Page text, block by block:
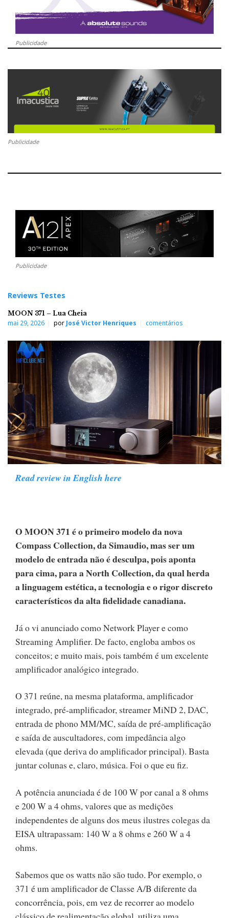
Publicidade
Publicidade
Publicidade
Reviews Testes
MOON 371 – Lua Cheia
mai 29, 2026 por José Victor Henriques comentários
Read review in English here
O MOON 371 é o primeiro modelo da nova
Compass Collection, da Simaudio, mas ser um
modelo de entrada não é desculpa, pois aponta
para cima, para a North Collection, da qual herda
a linguagem estética, a tecnologia e o rigor discreto
característicos da alta fidelidade canadiana.
Já o vi anunciado como Network Player e como
Streaming Amplifier. De facto, engloba ambos os
conceitos; e muito mais, pois também é um excelente
amplificador analógico integrado.
O 371 reúne, na mesma plataforma, amplificador
integrado, pré-amplificador, streamer MiND 2, DAC,
entrada de phono MM/MC, saída de pré-amplificação
e saída de auscultadores, com impedância algo
elevada (que deriva do amplificador principal). Basta
juntar colunas e, claro, música. Foi o que eu fiz.
A potência anunciada é de 100 W por canal a 8 ohms
e 200 W a 4 ohms, valores que as medições
independentes de alguns dos meus ilustres colegas da
EISA ultrapassam: 140 W a 8 ohms e 260 W a 4
ohms.
Sabemos que os watts não são tudo. Por exemplo, o
371 é um amplificador de Classe A/B diferente da
concorrência, pois, em vez de recorrer ao modelo